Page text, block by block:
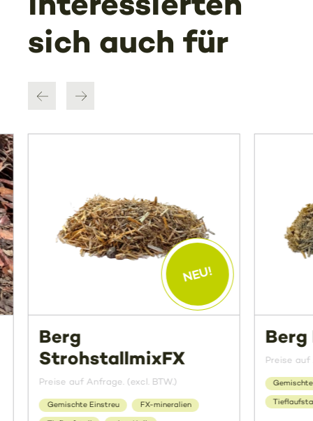
sich auch für
NEU!
Berg
StrohstallmixFX
Preise auf Anfrage. (excl. BTW.)
Gemischte Einstreu FX-mineralien
Berg
Preise auf